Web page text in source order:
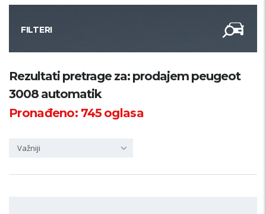
FILTERI
Kategorija
Županija
Rezultati pretrage za: prodajem peugeot
3008 automatik
Pronađeno: 745oglasa
Važniji